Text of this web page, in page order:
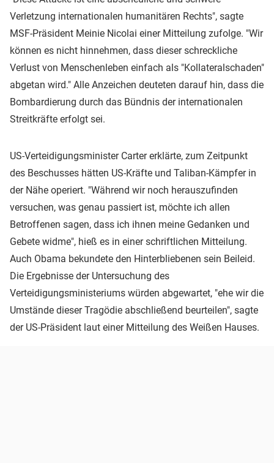
Verletzung internationalen humanitären Rechts", sagte
MSF-Präsident Meinie Nicolai einer Mitteilung zufolge. "Wir
können es nicht hinnehmen, dass dieser schreckliche
Verlust von Menschenleben einfach als "Kollateralschaden"
abgetan wird." Alle Anzeichen deuteten darauf hin, dass die
Bombardierung durch das Bündnis der internationalen
Streitkräfte erfolgt sei.
US-Verteidigungsminister Carter erklärte, zum Zeitpunkt
des Beschusses hätten US-Kräfte und Taliban-Kämpfer in
der Nähe operiert. "Während wir noch herauszufinden
versuchen, was genau passiert ist, möchte ich allen
Betroffenen sagen, dass ich ihnen meine Gedanken und
Gebete widme", hieß es in einer schriftlichen Mitteilung.
Auch Obama bekundete den Hinterbliebenen sein Beileid.
Die Ergebnisse der Untersuchung des
Verteidigungsministeriums würden abgewartet, "ehe wir die
Umstände dieser Tragödie abschließend beurteilen", sagte
der US-Präsident laut einer Mitteilung des Weißen Hauses.